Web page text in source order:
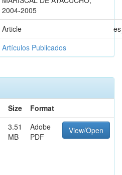
2004-2005
Article
Artículos Publicados
Size
Format
3.51
MB
Adobe
PDF
View/Open